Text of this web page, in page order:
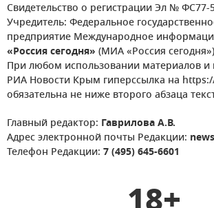
Свидетельство о регистрации Эл № ФС77-
Учредитель: Федеральное
предприятие Международное
«Россия сегодня» (МИА «Россия
При любом использовании материалов и
РИА Новости Крым гиперссылка на
обязательна не ниже второго абзаца
Главный редактор: Гаврилова А.В.
Адрес электронной почты Редакции:
Телефон Редакции: 7 (495) 645-6601